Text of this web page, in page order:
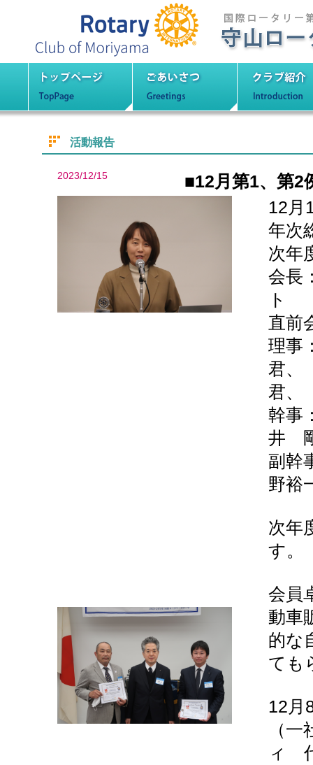
守山ロータリーク
活動報告
2023/12/15
■12月第1、第2
12月
年次
次年
会
ト
直前
理事
君
君
幹
井
副
野裕
次年
す。
会員
動車
的な
ても
12月
（
ィ